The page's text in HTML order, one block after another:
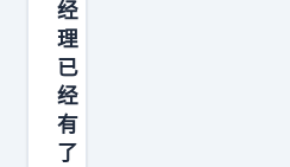
名
字
排
成
一
球
迷
最
关
心
累
…
两
个
赛
季
，
”
了
！
真
的
经
理
已
经
有
了